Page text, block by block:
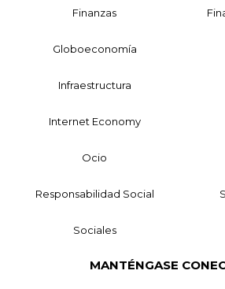
Finanzas
Globoeconomía
Infraestructura
Internet Economy
Ocio
Responsabilidad Social
Sociales
MANTÉNGASE